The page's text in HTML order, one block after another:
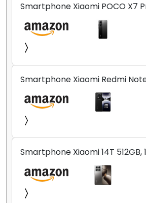
Smartphone Xiaomi POCO X7
8+256GB/12+256GB/12+512GB
Smartphone Xiaomi Redmi
Midnight Black (Preto) 12GB
NFC [ 24090RA29G ]
Smartphone Xiaomi 14T 512GB,
Leica, Cinza - no Brasil